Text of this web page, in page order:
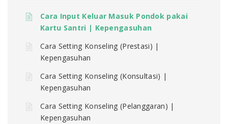
Cara Input Keluar Masuk Pondok pakai
Kartu Santri | Kepengasuhan
Cara Setting Konseling (Prestasi) |
Kepengasuhan
Cara Setting Konseling (Konsultasi) |
Kepengasuhan
Cara Setting Konseling (Pelanggaran) |
Kepengasuhan